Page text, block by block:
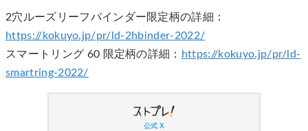
2穴ルーズリーフバインダー限定柄の詳細：
https://kokuyo.jp/pr/ld-2hbinder-2022/
スマートリング 60 限定柄の詳細：
https://kokuyo.jp/pr/ld-
smartring-2022/
公式 X